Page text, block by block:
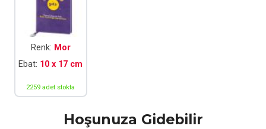
Renk: Mor
Ebat: 10 x 17 cm
2259 adet stokta
Hoşunuza Gidebilir